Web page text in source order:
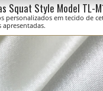
Squat Style Model TL-
personalizados em tecido de
apresentadas.